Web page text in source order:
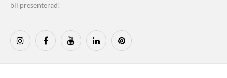
bli presenterad!